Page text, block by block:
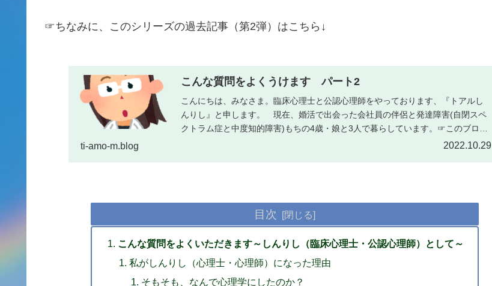
☞ちなみに、このシリーズの過去記事（第2弾）はこちら↓
こんな質問をよくうけます パート2
こんにちは、みなさま。臨床心理士と公認心理師をやっております、『トアルし
んりし』と申します。 現在、婚活で出会った会社員の伴侶と発達障害(自閉スペ
クトラム症と中度知的障害)もちの4歳・娘と3人で暮らしています。☞このブログ
ti-amo-m.blog 2022.10.29
目次
こんな質問をよくいただきます～しんりし（臨床心理士・公認心理師）として～
私がしんりし（心理士・心理師）になった理由
そもそも、なんで心理学にしたのか？